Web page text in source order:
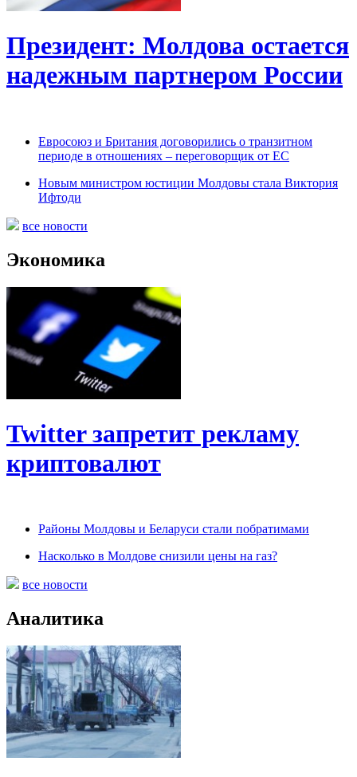
Президент: Молдова остается
надежным партнером России
Евросоюз и Британия договорились о транзитном
периоде в отношениях – переговорщик от ЕС
Новым министром юстиции Молдовы стала Виктория
Ифтоди
все новости
Экономика
Twitter запретит рекламу
криптовалют
Районы Молдовы и Беларуси стали побратимами
Насколько в Молдове снизили цены на газ?
все новости
Аналитика